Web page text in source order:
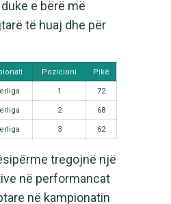
e bërë më
të huaj dhe për
Pozicioni Pikë
1 72
2 68
3 62
tregojnë një
në performancat
në kampionatin